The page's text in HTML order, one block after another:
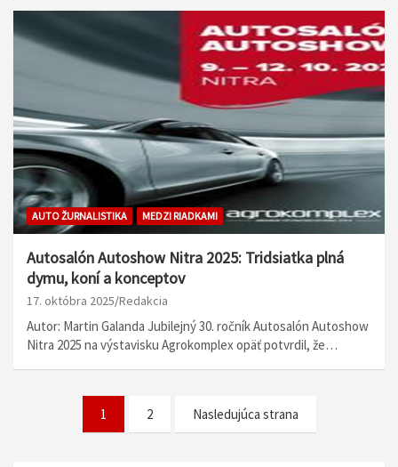
AUTO ŽURNALISTIKA MEDZI RIADKAMI
Autosalón Autoshow Nitra 2025: Tridsiatka plná
dymu, koní a konceptov
17. októbra 2025 Redakcia
Autor: Martin Galanda Jubilejný 30. ročník Autosalón Autoshow
Nitra 2025 na výstavisku Agrokomplex opäť potvrdil, že…
1 2 Nasledujúca strana